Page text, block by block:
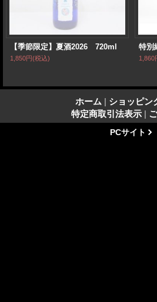
【季節限定】夏酒2026 720ml
1,850円(税込)
特
1,860
ホーム | ショッピン
特定商取引法表示 |
PCサイト